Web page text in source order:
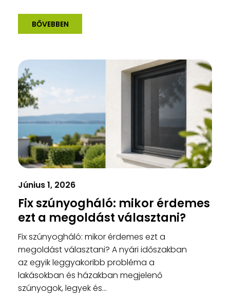
BŐVEBBEN
Június 1, 2026
Fix szúnyogháló: mikor érdemes
ezt a megoldást választani?
Fix szúnyogháló: mikor érdemes ezt a
megoldást választani? A nyári időszakban
az egyik leggyakoribb probléma a
lakásokban és házakban megjelenő
szúnyogok, legyek és...